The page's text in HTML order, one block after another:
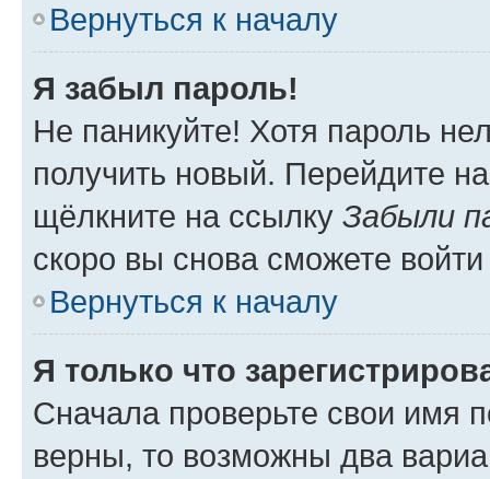
Вернуться к началу
Я забыл пароль!
Не паникуйте! Хотя пароль
получить новый. Перейдите
щёлкните на ссылку Забыли
скоро вы снова сможете
Вернуться к началу
Я только что
Сначала проверьте свои имя
верны, то возможны два